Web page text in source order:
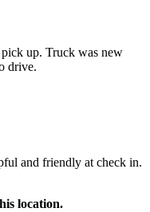
up. Truck was new
drive.
and friendly at check in.
location.